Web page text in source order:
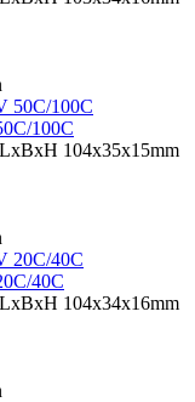
100C
104x35x15mm
40C
104x34x16mm